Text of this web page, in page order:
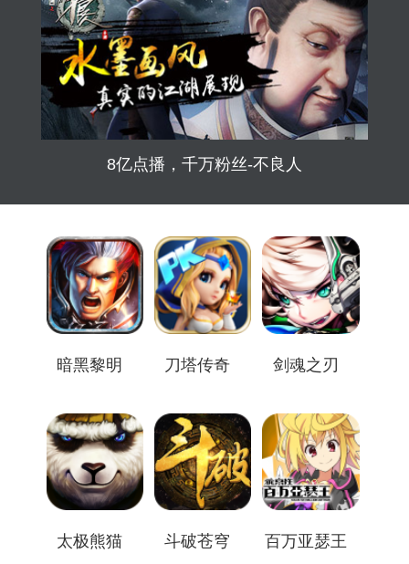
8亿点播，千万粉丝-不良人
暗黑黎明 刀塔传奇 剑魂之刃
太极熊猫 斗破苍穹 百万亚瑟王